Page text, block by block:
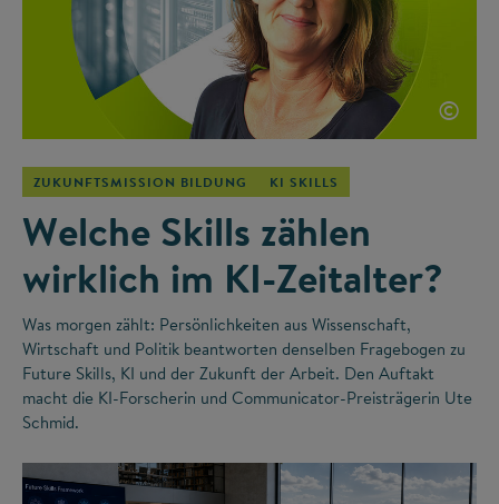
©
ZUKUNFTSMISSION BILDUNG KI SKILLS
Welche Skills zählen
wirklich im KI-Zeitalter?
Was morgen zählt: Persönlichkeiten aus Wissenschaft,
Wirtschaft und Politik beantworten denselben Fragebogen zu
Future Skills, KI und der Zukunft der Arbeit. Den Auftakt
macht die KI-Forscherin und Communicator-Preisträgerin Ute
Schmid.